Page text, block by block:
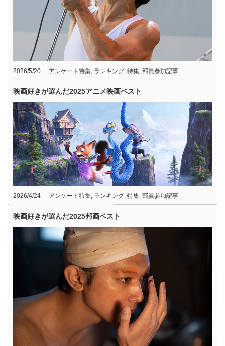
2026/5/20 アンケート特集, ランキング, 特集, 部員参加記事
映画好きが選んだ2025アニメ映画ベスト
2026/4/24 アンケート特集, ランキング, 特集, 部員参加記事
映画好きが選んだ2025邦画ベスト